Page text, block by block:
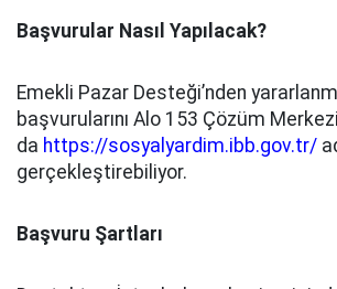
Başvurular Nasıl Yapılacak?
Emekli Pazar Desteği’nden
başvurularını Alo 153 Çözüm
da https://sosyalyardim.ibb.gov.tr/
gerçekleştirebiliyor.
Başvuru Şartları